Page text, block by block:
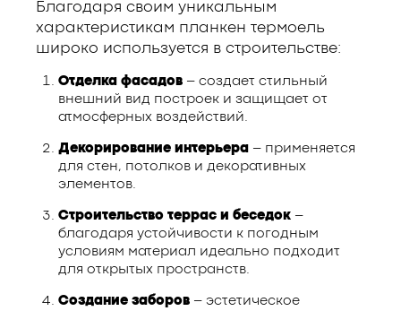
Благодаря своим уникальным
характеристикам планкен термоель
широко используется в строительстве:
Отделка фасадов – создает стильный
внешний вид построек и защищает от
атмосферных воздействий.
Декорирование интерьера – применяется
для стен, потолков и декоративных
элементов.
Строительство террас и беседок –
благодаря устойчивости к погодным
условиям материал идеально подходит
для открытых пространств.
Создание заборов – эстетическое